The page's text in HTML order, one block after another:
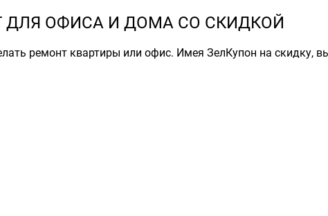
ДЛЯ ОФИСА И ДОМА СО СКИДКОЙ
ремонт квартиры или офис. Имея ЗелКупон на скидку,